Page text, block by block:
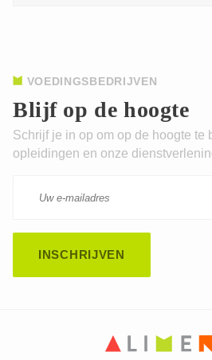
Blijf op de hoogte
VOEDINGSBEDRIJVEN
Schrijf je in op om op de hoogte te
opleidingen en onze